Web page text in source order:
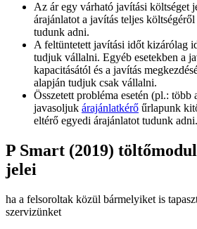
Az ár egy várható javítási költséget
árajánlatot a javítás teljes
tudunk adni.
A feltüntetett javítási időt kizárólag
tudjuk vállalni. Egyéb esetekben a
kapacitásától és a javítás
alapján tudjuk csak vállalni.
Összetett probléma esetén (pl.: több
javasoljuk árajánlatkérő űrlapunk
eltérő egyedi árajánlatot tudunk adni.
P Smart (2019)
jelei
ha a felsoroltak közül bármelyiket is
szervizünket